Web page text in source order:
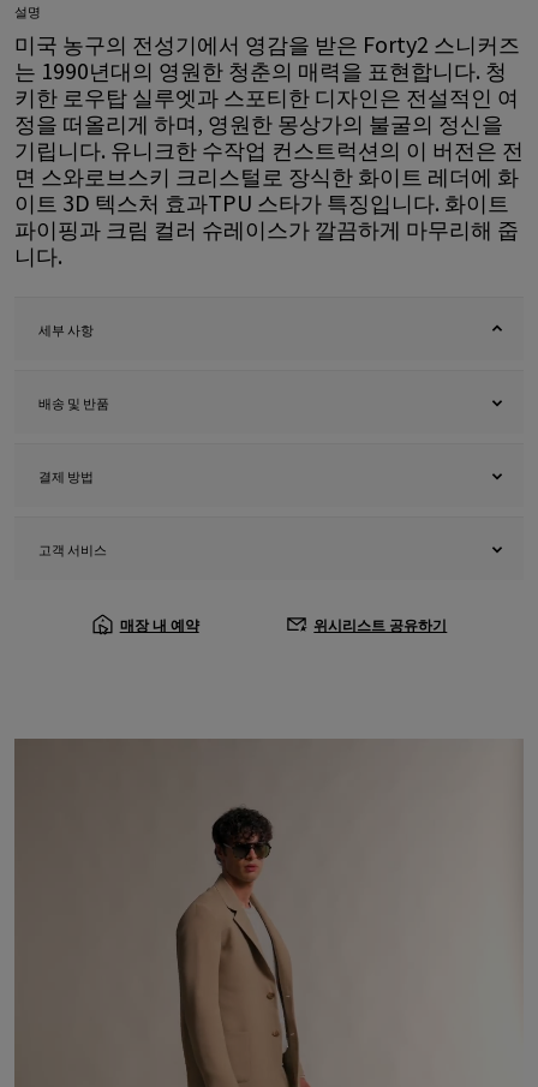
설명
미국 농구의 전성기에서 영감을 받은 Forty2 스니커즈
는 1990년대의 영원한 청춘의 매력을 표현합니다. 청
키한 로우탑 실루엣과 스포티한 디자인은 전설적인 여
정을 떠올리게 하며, 영원한 몽상가의 불굴의 정신을
기립니다. 유니크한 수작업 컨스트럭션의 이 버전은 전
면 스와로브스키 크리스털로 장식한 화이트 레더에 화
이트 3D 텍스처 효과TPU 스타가 특징입니다. 화이트
파이핑과 크림 컬러 슈레이스가 깔끔하게 마무리해 줍
니다.
세부 사항
배송 및 반품
결제 방법
고객 서비스
매장 내 예약 위시리스트 공유하기